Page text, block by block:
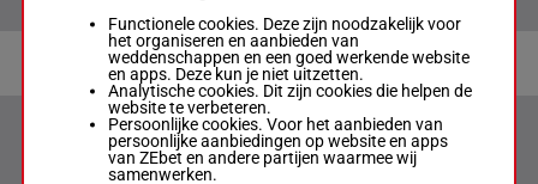
Functionele cookies. Deze zijn noodzakelijk voor
het organiseren en aanbieden van
weddenschappen en een goed werkende website
en apps. Deze kun je niet uitzetten.
Analytische cookies. Dit zijn cookies die helpen de
website te verbeteren.
Persoonlijke cookies. Voor het aanbieden van
persoonlijke aanbiedingen op website en apps
van ZEbet en andere partijen waarmee wij
samenwerken.